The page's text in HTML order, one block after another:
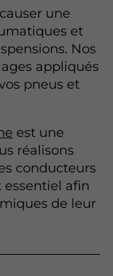
une
et
Nos
appliqués
pneus et
est une
réalisons
conducteurs
essentiel afin
de leur